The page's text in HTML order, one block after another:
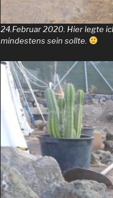
24.Februar 2020. Hier legte
mindestens sein sollte.